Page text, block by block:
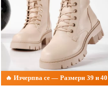
🔥 Изчерпва се — Размери 39 и 40